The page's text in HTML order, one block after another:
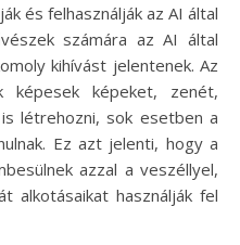
és felhasználják az AI által
számára az AI által
kihívást jelentenek. Az
képesek képeket, zenét,
létrehozni, sok esetben a
Ez azt jelenti, hogy a
azzal a veszéllyel,
alkotásaikat használják fel